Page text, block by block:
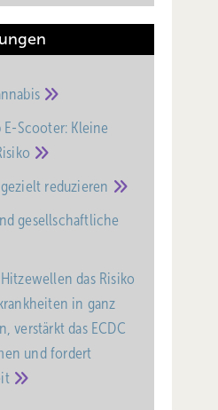
Scooter: Kleine
reduzieren
gesell­schaft­liche
das Risiko
in ganz
verstärkt das ECDC
und fordert